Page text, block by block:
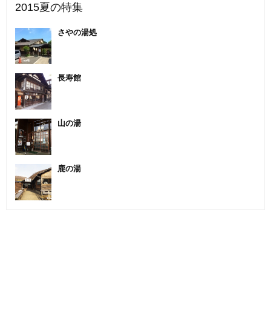
2015夏の特集
さやの湯処
長寿館
山の湯
鹿の湯